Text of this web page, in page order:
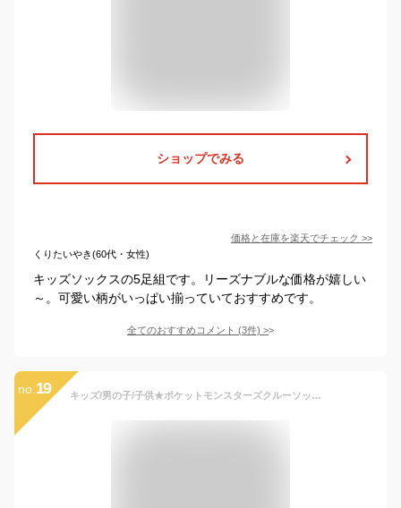
ショップでみる
価格と在庫を楽天でチェック >>
くりたいやき(60代・女性)
キッズソックスの5足組です。リーズナブルな価格が嬉しい
～。可愛い柄がいっぱい揃っていておすすめです。
全てのおすすめコメント (3件) >
no. 19 キッズ/男の子/子供★ポケットモンスターズクルーソックス/キャラクターソックス/靴下／ポケモン